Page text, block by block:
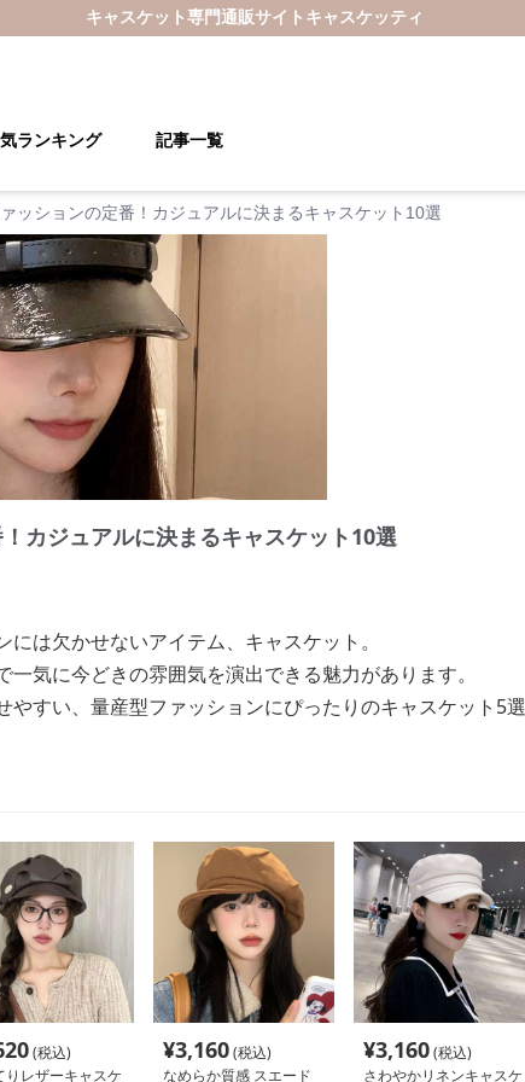
キャスケット専門通販サイト キャスケッティ
ランキング 記事一覧
ッションの定番！カジュアルに決まるキャスケット10選
カジュアルに決まるキャスケット10選
は欠かせないアイテム、キャスケット。
気に今どきの雰囲気を演出できる魅力があります。
やすい、量産型ファッションにぴったりのキャスケット5
(税込)
りレザーキャスケ
¥3,160(税込)
なめらか質感 スエード
¥3,160(税込)
さわやかリネンキャスケ